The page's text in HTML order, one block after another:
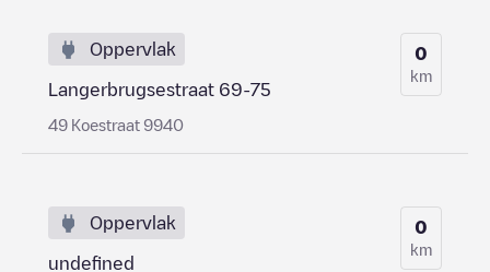
Oppervlak
Langerbrugsestraat 69-75
49 Koestraat 9940
0
km
Oppervlak
undefined
0
km